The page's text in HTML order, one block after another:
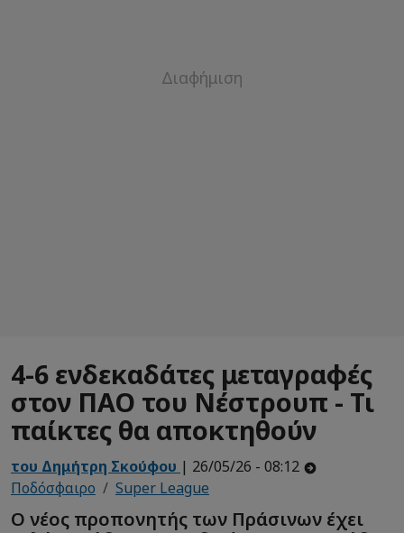
4-6 ενδεκαδάτες μεταγραφές
στον ΠΑΟ του Νέστρουπ - Τι
παίκτες θα αποκτηθούν
του Δημήτρη Σκούφου | 26/05/26 - 08:12
Ποδόσφαιρο
Super League
Ο νέος προπονητής των Πράσινων έχει